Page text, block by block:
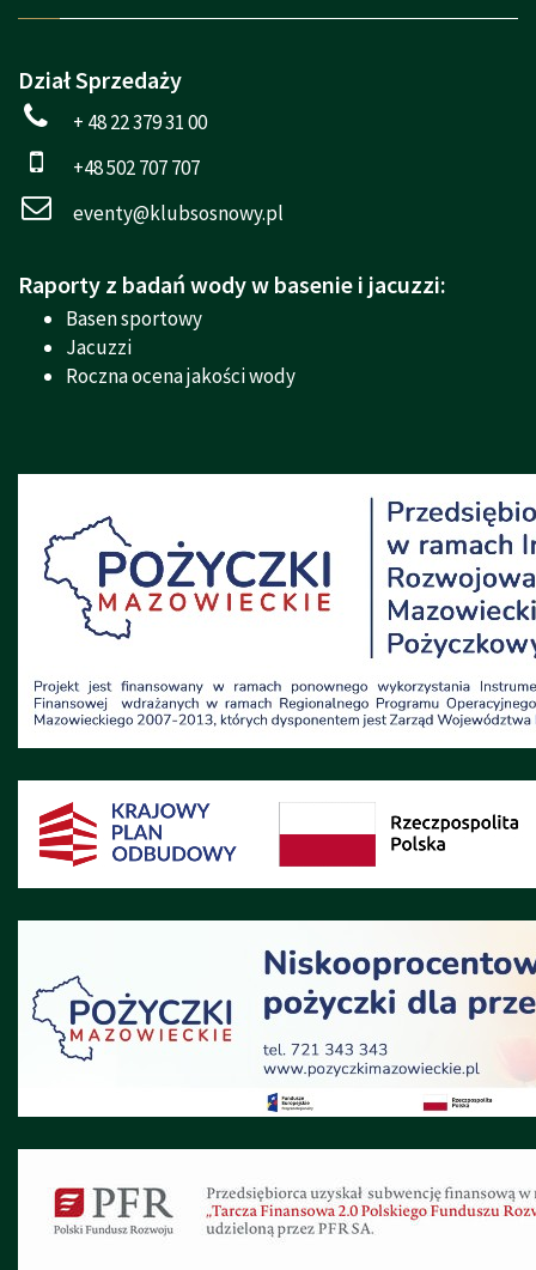
Dział Sprzedaży
+ 48 22 379 31 00
+48 502 707 707
eventy@klubsosnowy.pl
Raporty z badań wody w basenie i jacuzzi:
Basen sportowy
Jacuzzi
Roczna ocena jakości wody